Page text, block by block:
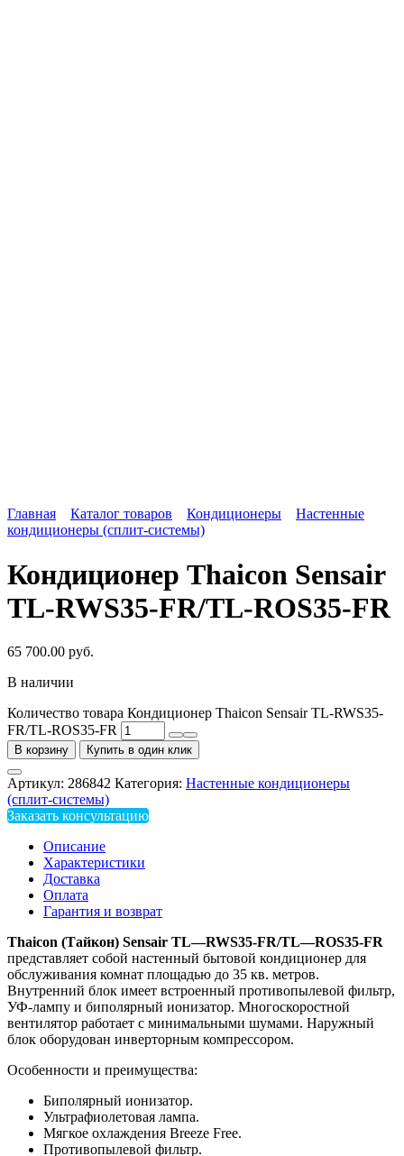
Главная Каталог товаров Кондиционеры
Настенные
кондиционеры (сплит-системы)
Кондиционер Thaicon Sensair
TL-RWS35-FR/TL-ROS35-FR
65 700.00 руб.
В наличии
Количество товара Кондиционер Thaicon Sensair TL-RWS35-
FR/TL-ROS35-FR
В корзину Купить в один клик
Артикул: 286842 Категория: Настенные кондиционеры
(сплит-системы)
Заказать консультацию
Описание
Характеристики
Доставка
Оплата
Гарантия и возврат
Thaicon (Тайкон) Sensair TL—RWS35-FR/TL—ROS35-FR
представляет собой настенный бытовой кондиционер для
обслуживания комнат площадью до 35 кв. метров.
Внутренний блок имеет встроенный противопылевой фильтр,
УФ-лампу и биполярный ионизатор. Многоскоростной
вентилятор работает с минимальными шумами. Наружный
блок оборудован инверторным компрессором.
Особенности и преимущества:
Биполярный ионизатор.
Ультрафиолетовая лампа.
Мягкое охлаждения Breeze Free.
Противопылевой фильтр.